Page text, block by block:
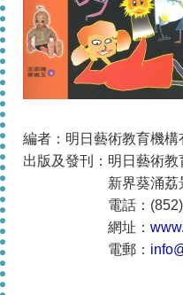
編者：明日藝術教育機構
出版及發刊：明日藝術教
新界葵涌荔景村
電話：(852) 2742
網址：
電郵：